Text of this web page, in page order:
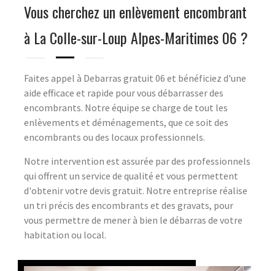
Vous cherchez un enlèvement encombrant
à La Colle-sur-Loup Alpes-Maritimes 06 ?
Faites appel à Debarras gratuit 06 et bénéficiez d'une
aide efficace et rapide pour vous débarrasser des
encombrants. Notre équipe se charge de tout les
enlèvements et déménagements, que ce soit des
encombrants ou des locaux professionnels.
Notre intervention est assurée par des professionnels
qui offrent un service de qualité et vous permettent
d'obtenir votre devis gratuit. Notre entreprise réalise
un tri précis des encombrants et des gravats, pour
vous permettre de mener à bien le débarras de votre
habitation ou local.